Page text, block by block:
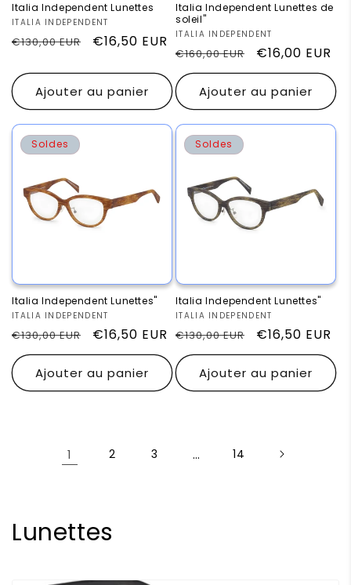
Italia Independent Lunettes
Fournisseur :
ITALIA INDEPENDENT
Prix
€130,00 EUR
Prix
promotionnel
€16,50 EUR
Ajouter au panier
Italia Independent Lunettes de
soleil"
Fournisseur :
ITALIA INDEPENDENT
Prix
habituel
€160,00 EUR
Prix
promotionnel
€16,00 EUR
Ajouter au panier
Soldes
Italia Independent Lunettes"
Fournisseur :
ITALIA INDEPENDENT
Prix
habituel
€130,00 EUR
Prix
promotionnel
€16,50 EUR
Ajouter au panier
Soldes
Italia Independent Lunettes"
Fournisseur :
ITALIA INDEPENDENT
Prix
habituel
€130,00 EUR
Prix
promotionnel
€16,50 EUR
Ajouter au panier
1 2 3 … 14
C
Lunettes